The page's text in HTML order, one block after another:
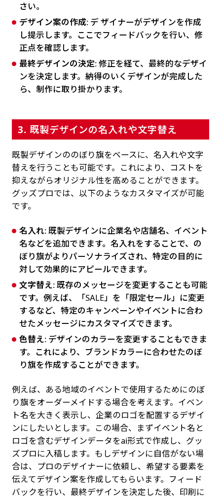
さい。
デザイン案の作成: デ ザイナーがデザインを作成
し提示します。ここでフィードバックを行い、修
正点を確認します。
最終デザインの決定: 修正を経て、最終的なデザイ
ンを決定します。納得のいくデザインが完成した
ら、制作に取り掛かります。
3. 既製デザインの名入れや文字替え
既製デザインののぼり旗をベースに、名入れや文字
替えを行うことも可能です。これにより、コストを
抑えながらオリジナル性を高めることができます。
グッズプロでは、以下のようなカスタマイズが可能
です。
名入れ: 既製デザインに企業名や店舗名、イベント
名などを追加できます。名入れをすることで、の
ぼり旗がよりパーソナライズされ、特定の目的に
対して効果的にアピールできます。
文字替え: 既存のメッセージを変更することも可能
です。例えば、「SALE」を「限定セール」に変更
するなど、特定のキャンペーンやイベントに合わ
せたメッセージにカスタマイズできます。
色替え: デザインのカラーを変更することもできま
す。これにより、ブランドカラーに合わせたのぼ
り旗を作成することができます。
例えば、ある地域のイベントで使用するためにのぼ
り旗をオーダーメイドする場合を考えます。イベン
ト名を大きく表示し、企業のロゴを配置するデザイ
ンにしたいとします。この場合、まずイベント名と
ロゴを含むデザインデータをai形式で作成し、グッ
ズプロに入稿します。もしデザインに自信がない場
合は、プロのデザイナーに依頼し、希望する要素を
伝えてデザイン案を作成してもらいます。フィード
バックを行い、最終デザインを決定した後、印刷に